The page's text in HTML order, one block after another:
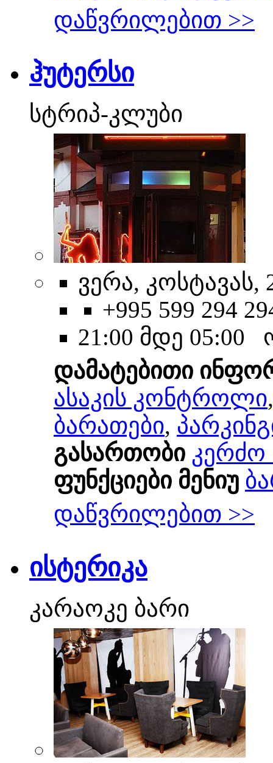
დაწვრილებით >>
ჰუტერსი
სტრიპ-კლუბი
ვერა, კოსტავას,
+995 599 294
21:00 მდე 05:00
დამატებითი
ასაკის კონტროლი
ბარათები,
გასართობი კერძო
ფუნქციები მენიუ
დაწვრილებით >>
ისტერიკა
კარაოკე ბარი